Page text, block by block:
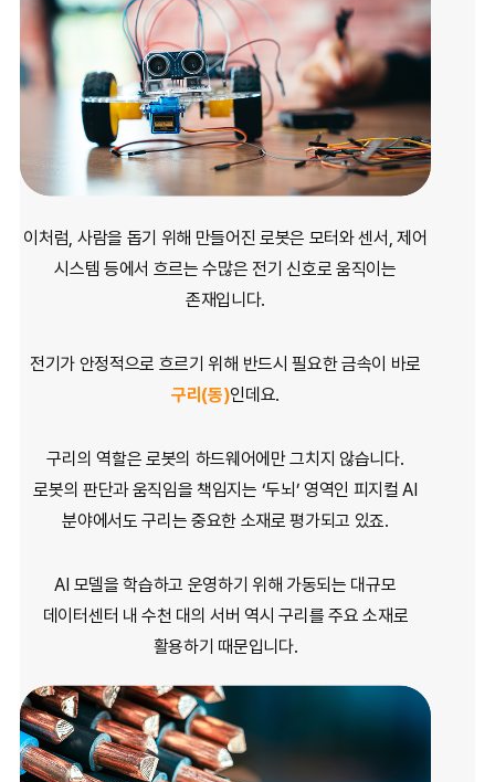
이처럼, 사람을 돕기 위해 만들어진 로봇은 모터와 센서, 제어
시스템 등에서 흐르는수많은 전기 신호로 움직이는
존재입니다.
전기가 안정적으로 흐르기 위해 반드시 필요한 금속이 바로
구리(동)인데요.
구리의 역할은 로봇의 하드웨어에만 그치지 않습니다.
로봇의 판단과 움직임을 책임지는 ‘두뇌’ 영역인 피지컬 AI
분야에서도구리는 중요한 소재로 평가되고 있죠.
AI 모델을 학습하고 운영하기 위해 가동되는 대규모
데이터센터 내 수천 대의 서버 역시구리를 주요 소재로
활용하기 때문입니다.